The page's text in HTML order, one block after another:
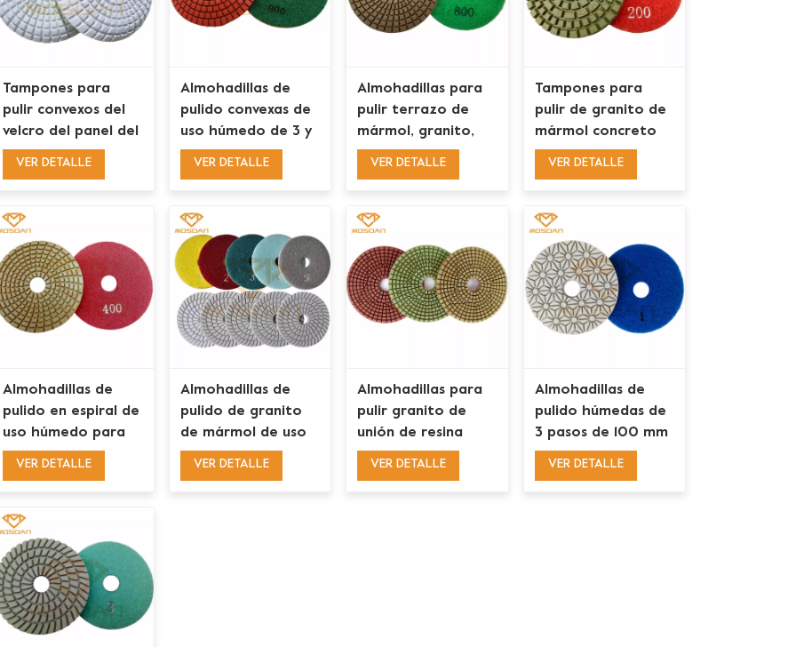
Tampones para
pulir convexos del
velcro del panel del
enlace de la resina
esquina
VER DETALLE
Almohadillas de
pulido convexas de
uso húmedo de 3 y
4 pulgadas para
granito
VER DETALLE
Almohadillas para
pulir terrazo de
mármol, granito,
hormigón, uso
VER DETALLE
Tampones para
pulir de granito de
mármol concreto
del enlace de la
pulgadas
VER DETALLE
Almohadillas de
pulido en espiral de
uso húmedo para
terrazo de piedra
VER DETALLE
Almohadillas de
pulido de granito
de mármol de uso
húmedo de 5 pasos
VER DETALLE
Almohadillas para
pulir granito de
unión de resina
húmeda, coloridas,
VER DETALLE
Almohadillas de
pulido húmedas de
3 pasos de 100 mm
para hormigón de
VER DETALLE